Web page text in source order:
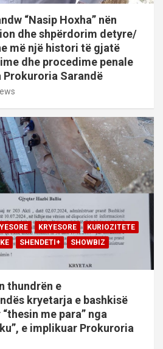
“Nasip Hoxha” nën
dhe shpërdorim detyre/
më një histori të gjatë
dhe procedime penale
Sarandë
KRYESORE
KURIOZITETE
SHENDETI+
SHOWBIZ
thundrën e
kryetarja e bashkisë
me para” nga
e implikuar Prokuroria